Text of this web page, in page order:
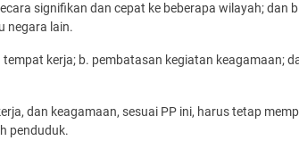
signifikan dan cepat ke beberapa wilayah; dan
negara lain.
kerja; b. pembatasan kegiatan keagamaan;
dan keagamaan, sesuai PP ini, harus tetap
penduduk.